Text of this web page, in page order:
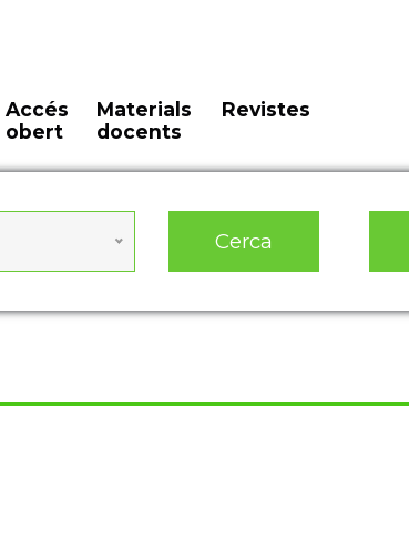
Accés
obert
Materials
docents
Revistes
Cerca